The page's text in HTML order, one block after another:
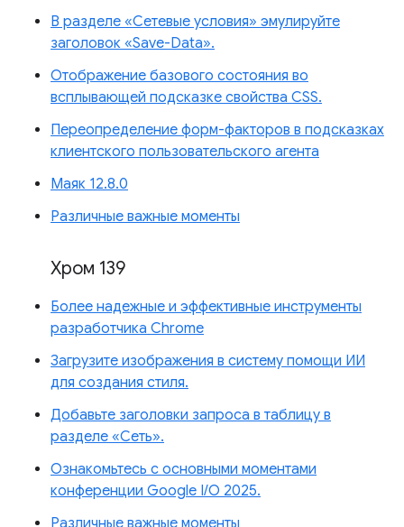
В разделе «Сетевые условия» эмулируйте
заголовок «Save-Data».
Отображение базового состояния во
всплывающей подсказке свойства CSS.
Переопределение форм-факторов в подсказках
клиентского пользовательского агента
Маяк 12.8.0
Различные важные моменты
Хром 139
Более надежные и эффективные инструменты
разработчика Chrome
Загрузите изображения в систему помощи ИИ
для создания стиля.
Добавьте заголовки запроса в таблицу в
разделе «Сеть».
Ознакомьтесь с основными моментами
конференции Google I/O 2025.